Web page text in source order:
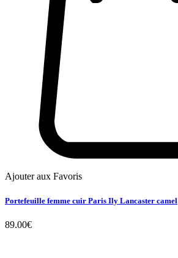
Ajouter aux Favoris
Portefeuille femme cuir Paris Ily Lancaster camel
89.00€